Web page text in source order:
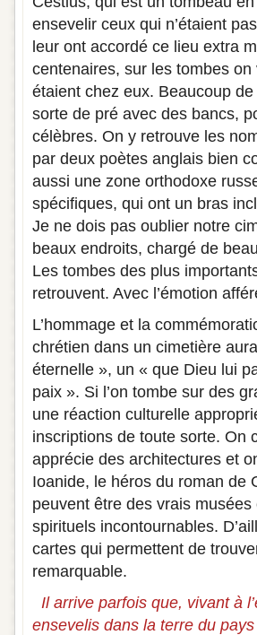
ensevelir ceux qui n’étaient
leur ont accordé ce lieu extra
centenaires, sur les tombes
étaient chez eux. Beaucoup
sorte de pré avec des bancs,
célèbres. On y retrouve les
par deux poètes anglais bien
aussi une zone orthodoxe
spécifiques, qui ont un bras
Je ne dois pas oublier notre
beaux endroits, chargé de
Les tombes des plus
retrouvent. Avec l’émotion
L’hommage et la
chrétien dans un cimetière
éternelle », un « que Dieu lui
paix ». Si l’on tombe sur des
une réaction culturelle
inscriptions de toute sorte. On
apprécie des architectures et
Ioanide, le héros du roman de
peuvent être des vrais
spirituels incontournables.
cartes qui permettent de
remarquable.
Il arrive parfois que, vivant à
ensevelis dans la terre du